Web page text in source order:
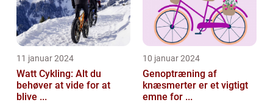
11 januar 2024
Watt Cykling: Alt du
behøver at vide for at
blive ...
10 januar 2024
Genoptræning af
knæsmerter er et vigtigt
emne for ...